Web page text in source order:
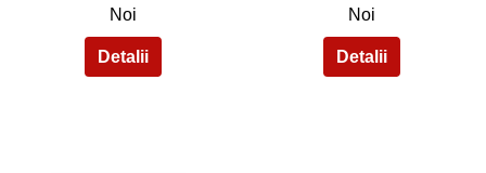
Noi
Noi